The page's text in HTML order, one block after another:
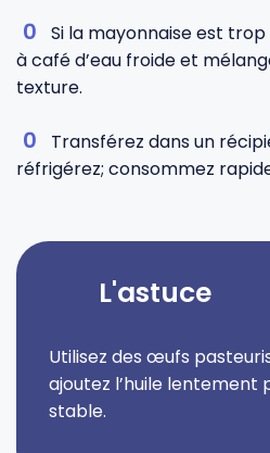
Si la mayonnaise est
à café d’eau froide et
texture.
Transférez dans un
réfrigérez; consommez
L'astuce
Utilisez des œufs
ajoutez l’huile lentement
stable.